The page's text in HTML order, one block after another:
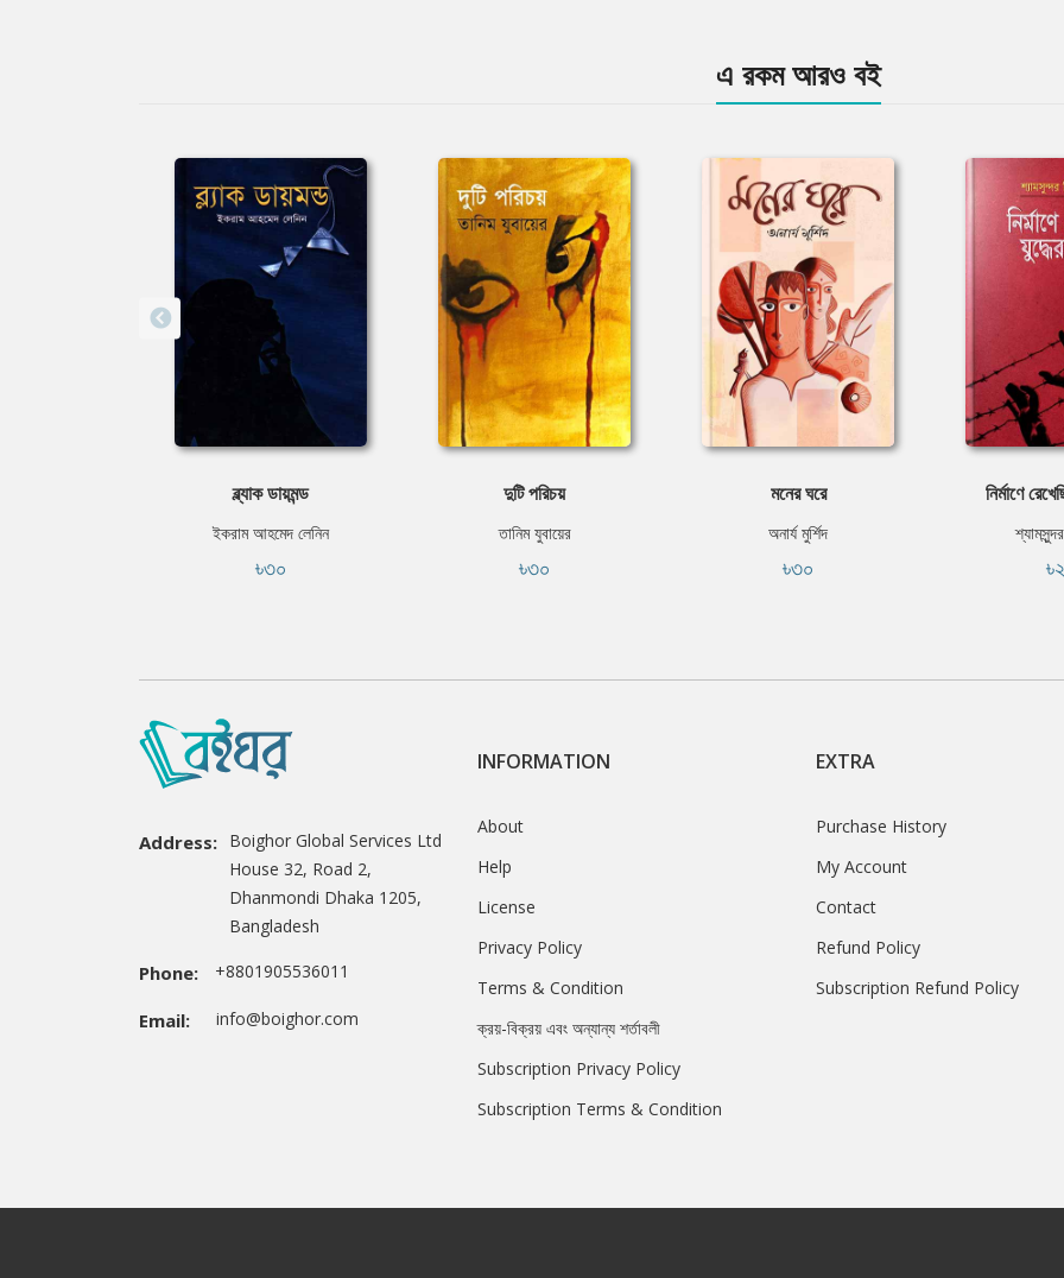
এ রকম আরও বই
ব্ল্যাক ডায়মন্ড
ইকরাম আহমেদ লেনিন
৳৩০
দুটি পরিচয়
তানিম যুবায়ের
৳৩০
মনের ঘরে
অনার্য মুর্শিদ
৳৩০
নির্মাণে
Address: Boighor Global Services Ltd
House 32, Road 2,
Dhanmondi Dhaka 1205,
Bangladesh
Phone: +8801905536011
Email: info@boighor.com
INFORMATION
About
Help
License
Privacy Policy
Terms & Condition
ক্রয়-বিক্রয় এবং অন্যান্য শর্তাবলী
Subscription Privacy Policy
Subscription Terms & Condition
EXTRA
Purchase History
My Account
Contact
Refund Policy
Subscription Refund Policy